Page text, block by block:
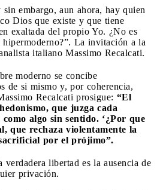
embargo, aun ahora, hay quien
Dios que existe y que tiene
exaltada del propio Yo. ¿No es
La invitación a la
italiano Massimo Recalcati.
moderno se concibe
de si mismo y, por coherencia,
Recalcati prosigue: “El
que juzga cada
algo sin sentido. ‘¿Por que
que rechaza violentamente la
por el prójimo”.
verdadera libertad es la ausencia de
privación.